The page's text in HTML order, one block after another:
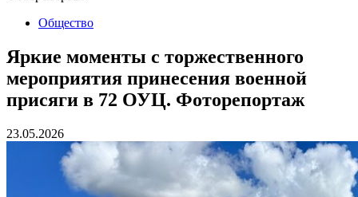
Общество
Яркие моменты с торжественного
мероприятия принесения военной
присяги в 72 ОУЦ. Фоторепортаж
23.05.2026